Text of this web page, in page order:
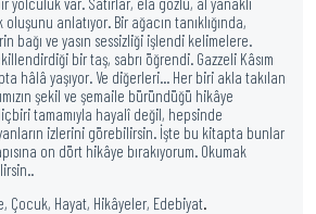
oluşunu anlatıyor. Bir ağacın tanıklığında,
bağı ve yasın sessizliği işlendi kelimelere.
bir taş, sabrı öğrendi. Gazzeli Kâsım
hâlâ yaşıyor. Ve diğerleri... Her biri akla takılan
şekil ve şemaile büründüğü hikâye
tamamıyla hayalî değil, hepsinde
izlerini görebilirsin. İşte bu kitapta bunlar
on dört hikâye bırakıyorum. Okumak
Çocuk, Hayat, Hikâyeler, Edebiyat.